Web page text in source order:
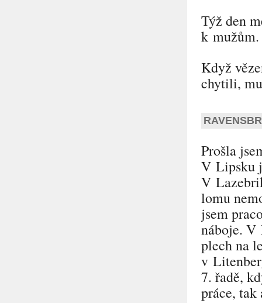
Týž den
k
Když
chytili,
Prošla
V Lipsku
V
lomu
jsem
náboje. V
plech na
v
7. řadě,
práce, tak